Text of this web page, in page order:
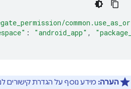
: "android_app" ,
הערה: מידע נוסף על הגדרת קישורים